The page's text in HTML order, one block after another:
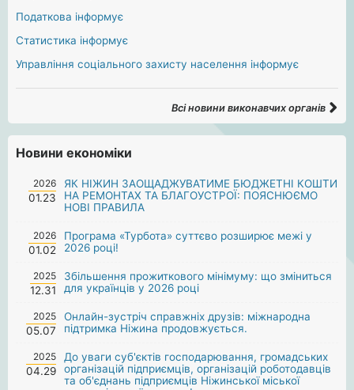
Податкова інформує
Статистика інформує
Управління соціального захисту населення інформує
Всі новини виконавчих органів
Новини економіки
2026
01.23
ЯК НІЖИН ЗАОЩАДЖУВАТИМЕ БЮДЖЕТНІ КОШТИ
НА РЕМОНТАХ ТА БЛАГОУСТРОЇ: ПОЯСНЮЄМО
НОВІ ПРАВИЛА
2026
01.02
Програма «Турбота» суттєво розширює межі у
2026 році!
2025
12.31
Збільшення прожиткового мінімуму: що зміниться
для українців у 2026 році
2025
05.07
Онлайн-зустріч справжніх друзів: міжнародна
підтримка Ніжина продовжується.
2025
04.29
До уваги суб'єктів господарювання, громадських
організацій підприємців, організацій роботодавців
та об'єднань підприємців Ніжинської міської